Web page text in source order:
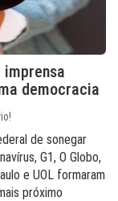
democracia
de sonegar
G1, O Globo,
e UOL formaram
próximo